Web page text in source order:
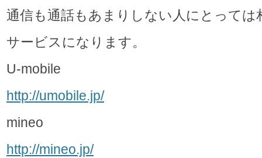
通信も通話もあまりしない人にとっては
サービスになります。
U-mobile
http://umobile.jp/
mineo
http://mineo.jp/